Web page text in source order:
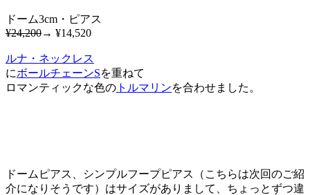
ドーム3cm・ピアス
¥24,200→ ¥14,520
ルナ・ネックレス
にボールチェーンSを重ねて
ロマンティックな色の トルマリンを合わせました。
ドームピアス、シンプルフープピアス（こちらは次回のご紹
介になりそうです）はサイズがありまして、ちょっとずつ違